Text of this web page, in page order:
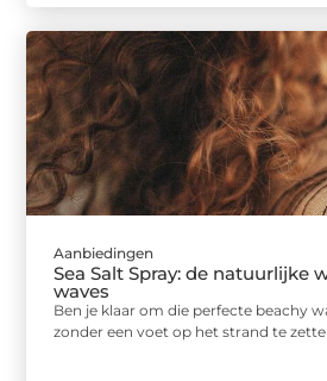
Aanbiedingen
Sea Salt Spray: de natuurlijke
waves
Ben je klaar om die perfecte beachy
zonder een voet op het strand te